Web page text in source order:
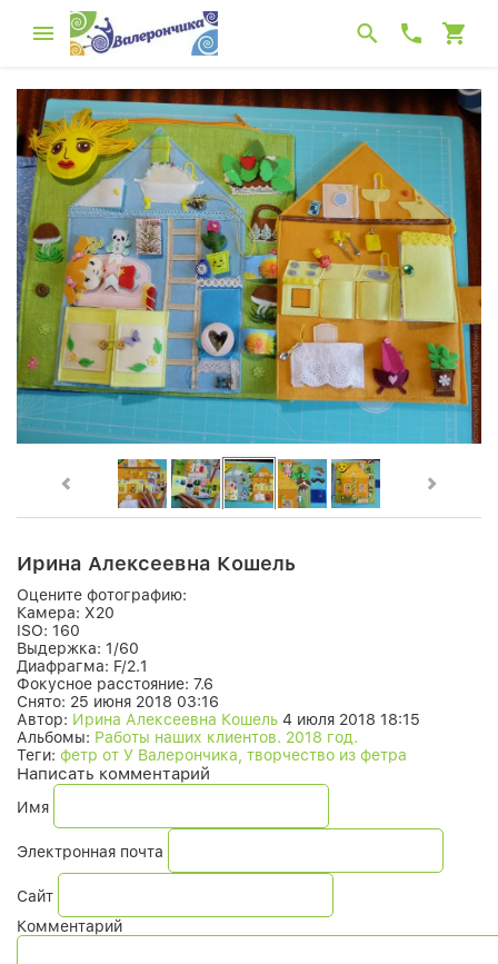
Ирина Алексеевна Кошель
Оцените фотографию:
Камера: X20
ISO: 160
Выдержка: 1/60
Диафрагма: F/2.1
Фокусное расстояние: 7.6
Снято: 25 июня 2018 03:16
Автор: Ирина Алексеевна Кошель 4 июля 2018 18:15
Альбомы: Работы наших клиентов. 2018 год.
Теги: фетр от У Валерончика, творчество из фетра
Написать комментарий
Имя
Электронная почта
Сайт
Комментарий